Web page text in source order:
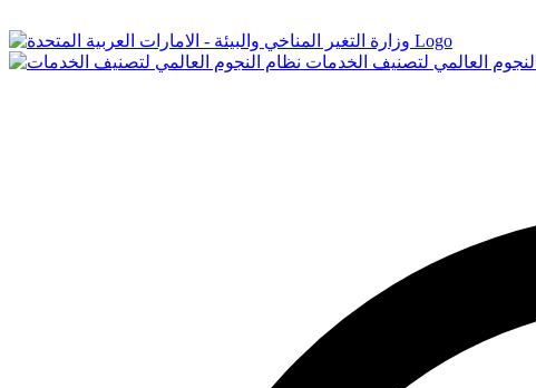
Logo
العالمي لتصنيف الخدمات